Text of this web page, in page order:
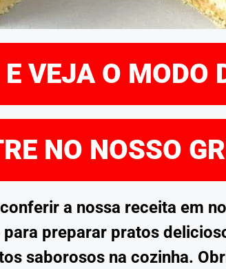
VEJA O MODO
NO NOSSO
a nossa receita em
preparar pratos
saborosos na cozinha.